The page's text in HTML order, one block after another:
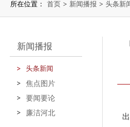
所在位置： 首页 > 新闻播报 > 头条新
新闻播报
头条新闻
焦点图片
要闻要论
廉洁河北